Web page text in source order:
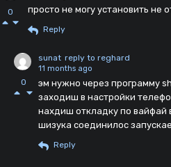
0 просто не могу установить не
Reply
0
sunat reply to reghard
11 months ago
эм нужно через программу
заходиш в настройки
нахдиш откладку по
шизука соединилос
Reply